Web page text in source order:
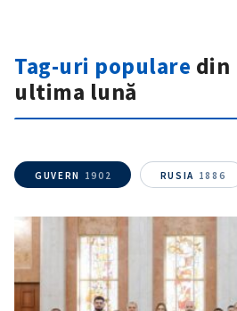
Tag-uri populare din
ultima lună
GUVERN 1902 RUSIA 1886
ȘTIREA MEA